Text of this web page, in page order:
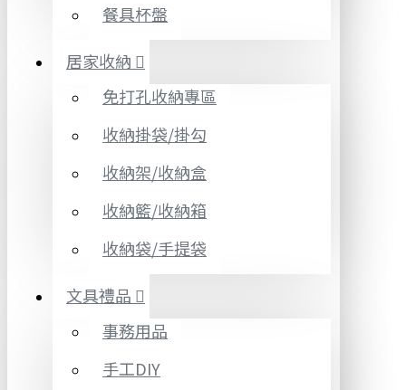
餐具杯盤
居家收納
免打孔收納專區
收納掛袋/掛勾
收納架/收納盒
收納籃/收納箱
收納袋/手提袋
文具禮品
事務用品
手工DIY